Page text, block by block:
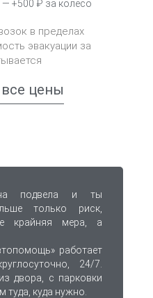
+500 ₽ за колесо
в пределах
эвакуации за
цены
подвела и ты
только риск,
крайняя мера, а
работает
24/7.
двора, с парковки
туда, куда нужно.